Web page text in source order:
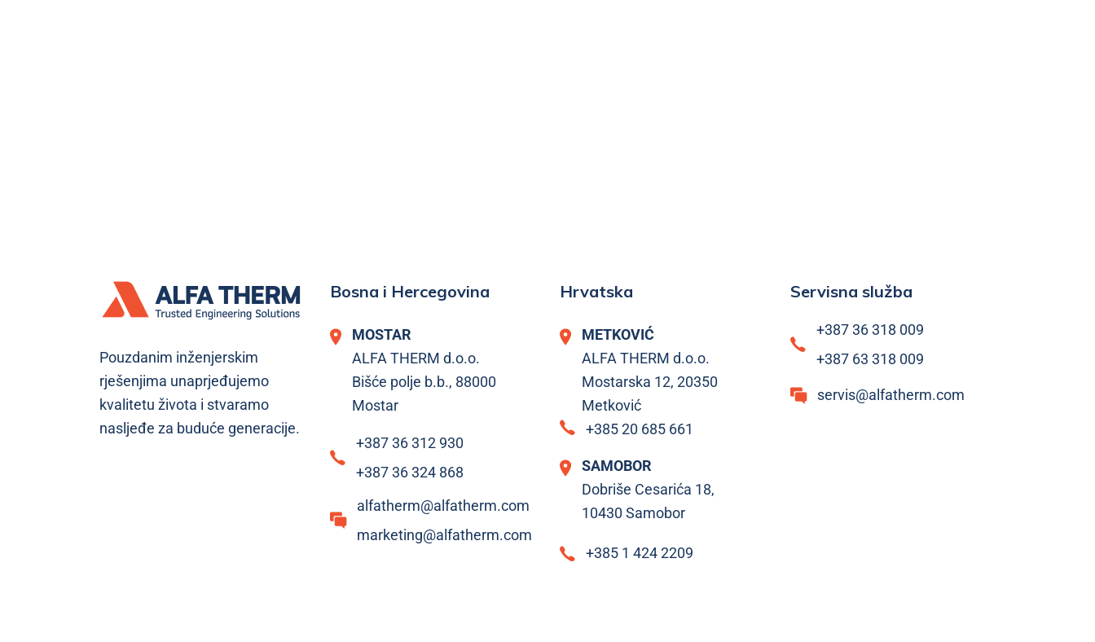
Pouzdanim inženjerskim
rješenjima unaprjeđujemo
kvalitetu života i stvaramo
nasljeđe za buduće generacije.
Bosna i Hercegovina
MOSTAR
ALFA THERM d.o.o.
Bišće polje b.b., 88000
Mostar
+387 36 312 930
+387 36 324 868
alfatherm@alfatherm.com
marketing@alfatherm.com
Hrvatska
METKOVIĆ
ALFA THERM d.o.o.
Mostarska 12, 20350
Metković
+385 20 685 661
SAMOBOR
Dobriše Cesarića 18,
10430 Samobor
+385 1 424 2209
Servisna služba
+387 36 318 009
+387 63 318 009
servis@alfatherm.com